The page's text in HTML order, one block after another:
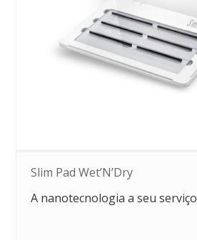
Slim Pad Wet’N’Dry
A nanotecnologia a seu serviço